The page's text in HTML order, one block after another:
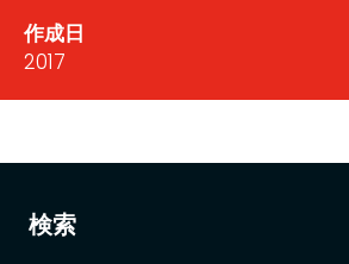
検索
作成日
2017